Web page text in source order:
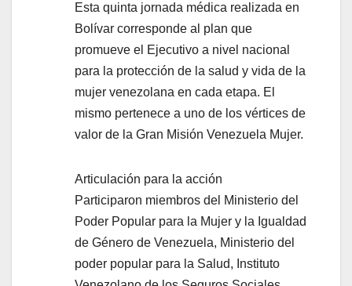
Esta quinta jornada médica realizada en
Bolívar corresponde al plan que
promueve el Ejecutivo a nivel nacional
para la protección de la salud y vida de la
mujer venezolana en cada etapa. El
mismo pertenece a uno de los vértices de
valor de la Gran Misión Venezuela Mujer.
Articulación para la acción
Participaron miembros del Ministerio del
Poder Popular para la Mujer y la Igualdad
de Género de Venezuela, Ministerio del
poder popular para la Salud, Instituto